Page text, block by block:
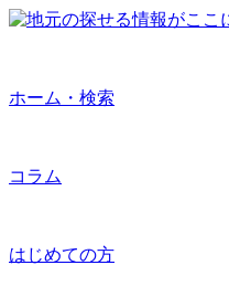
ホーム・検索
コラム
はじめての方